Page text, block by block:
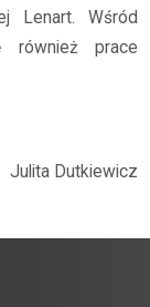
Lenart. Wśród
również prace
Julita Dutkiewicz